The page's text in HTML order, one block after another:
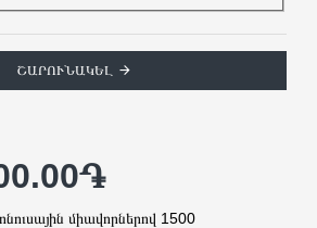
ՇԱՐՈՒՆԱԿԵԼ
միավորներով 1500